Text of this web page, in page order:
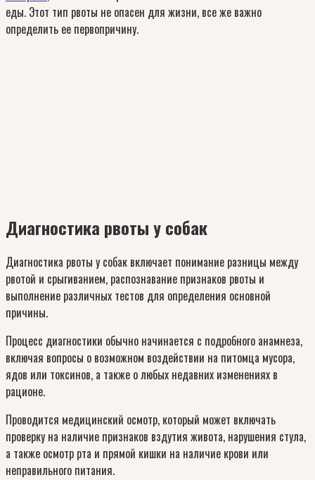
еды. Этот тип рвоты не опасен для жизни, все же важно
определить ее первопричину.
Диагностика рвоты у собак
Диагностика рвоты у собак включает понимание разницы между
рвотой и срыгиванием, распознавание признаков рвоты и
выполнение различных тестов для определения основной
причины.
Процесс диагностики обычно начинается с подробного анамнеза,
включая вопросы о возможном воздействии на питомца мусора,
ядов или токсинов, а также о любых недавних изменениях в
рационе.
Проводится медицинский осмотр, который может включать
проверку на наличие признаков вздутия живота, нарушения стула,
а также осмотр рта и прямой кишки на наличие крови или
неправильного питания.